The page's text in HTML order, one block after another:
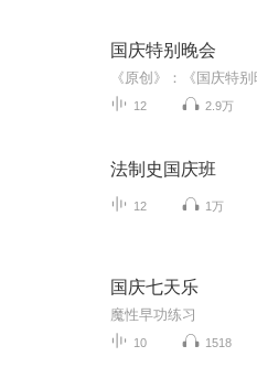
国庆特别晚会
12 2.9万
法制史国庆班
12 1万
国庆七天乐
魔性早功练习
10 1518